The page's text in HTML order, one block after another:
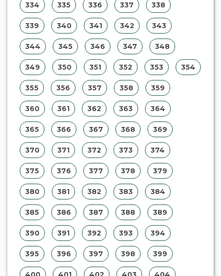
334 335 336 337 338
339 340 341 342 343
344 345 346 347 348
349 350 351 352 353 354
355 356 357 358 359
360 361 362 363 364
365 366 367 368 369
370 371 372 373 374
375 376 377 378 379
380 381 382 383 384
385 386 387 388 389
390 391 392 393 394
395 396 397 398 399